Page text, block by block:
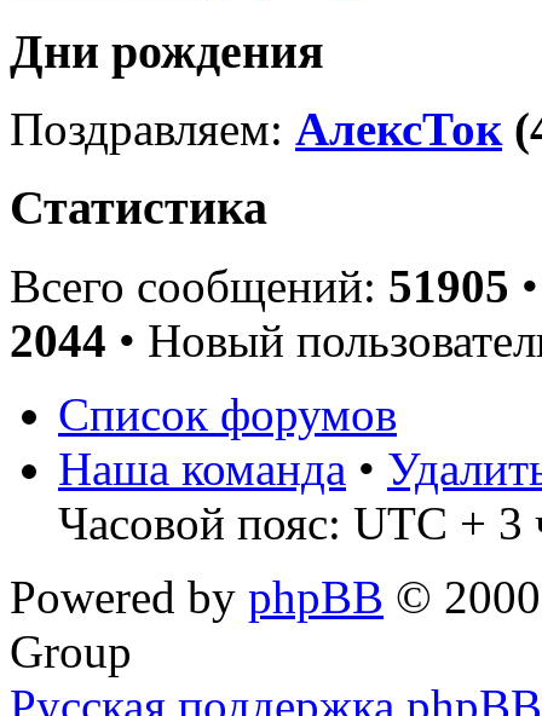
Дни рождения
Поздравляем: АлексТок
Статистика
Всего сообщений: 51905
2044 • Новый
Список форумов
Наша команда •
Часовой пояс: UTC + 3
Powered by phpBB ©
Group
Русская поддержка phpBB